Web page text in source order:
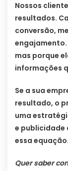
Nossos
resultados.
conversão,
engajamento.
mas porque
informações
Se a sua
resultado, o
uma
e publicidade
essa equação.
Quer saber